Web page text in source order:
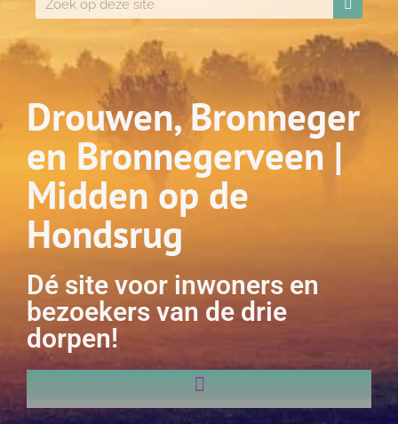
Drouwen, Bronneger
en Bronnegerveen |
Midden op de
Hondsrug
Dé site voor inwoners en
bezoekers van de drie
dorpen!